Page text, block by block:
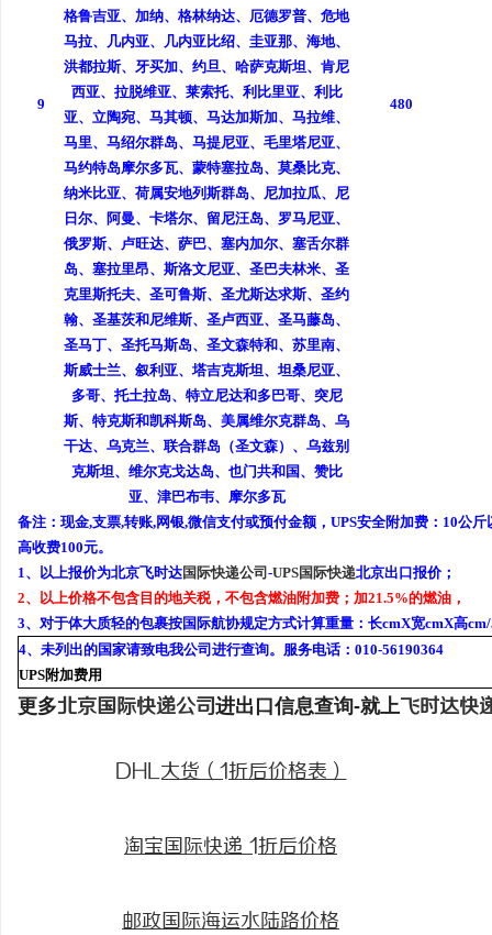
9
格鲁吉亚、加纳、格林纳达、厄德罗普、危地
马拉、几内亚、几内亚比绍、圭亚那、海地、
洪都拉斯、牙买加、约旦、哈萨克斯坦、肯尼
西亚、拉脱维亚、莱索托、利比里亚、利比
亚、立陶宛、马其顿、马达加斯加、马拉维、
马里、马绍尔群岛、马提尼亚、毛里塔尼亚、
马约特岛摩尔多瓦、蒙特塞拉岛、莫桑比克、
纳米比亚、荷属安地列斯群岛、尼加拉瓜、尼
日尔、阿曼、卡塔尔、留尼汪岛、罗马尼亚、
俄罗斯、卢旺达、萨巴、塞内加尔、塞舌尔群
岛、塞拉里昂、斯洛文尼亚、圣巴夫林米、圣
克里斯托夫、圣可鲁斯、圣尤斯达求斯、圣约
翰、圣基茨和尼维斯、圣卢西亚、圣马藤岛、
圣马丁、圣托马斯岛、圣文森特和、苏里南、
斯威士兰、叙利亚、塔吉克斯坦、坦桑尼亚、
多哥、托土拉岛、特立尼达和多巴哥、突尼
斯、特克斯和凯科斯岛、美属维尔克群岛、乌
干达、乌克兰、联合群岛（圣文森）、乌兹别
克斯坦、维尔克戈达岛、也门共和国、赞比
亚、津巴布韦、摩尔多瓦
480
备注：现金,支票,转账,网银,微信支付或预付金额， UPS安全附加费：10公
高收费100元。
1、以上报价为北京飞时达国际快递公司 -UPS国际快递北京出口报价；
2、以上价格不包含目的地关税，不包含燃油附加费；加21.5%的燃油，
3、对于体大质轻的包裹按国际航协规定方式计算重量：长cmX宽cmX高
4、未列出的国家请致电我公司进行查询。服务电话：010-56190364
UPS附加费用
更多北京国际快递公司进出口信息查询-就上飞时达快
DHL大货（1折后价格表）
淘宝国际快递 1折后价格
邮政国际海运水陆路价格